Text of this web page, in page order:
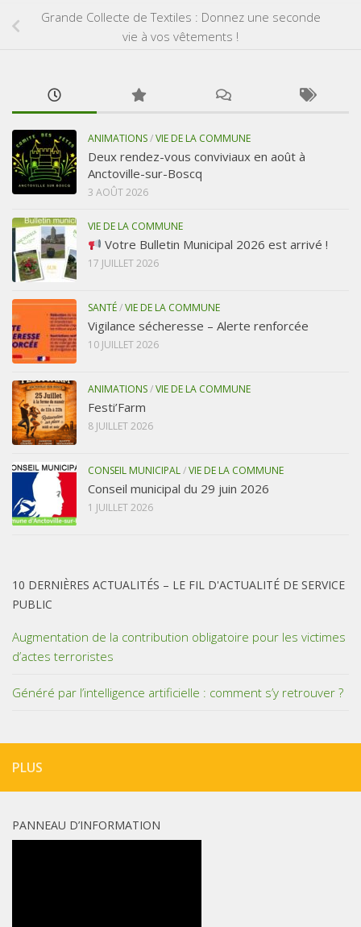
Grande Collecte de Textiles : Donnez une seconde
vie à vos vêtements !
ANIMATIONS/VIE DE LA COMMUNE
Deux rendez-vous conviviaux en août à
Anctoville-sur-Boscq
3 AOÛT 2026
VIE DE LA COMMUNE
Votre Bulletin Municipal 2026 est arrivé !
17 JUILLET 2026
SANTÉ/VIE DE LA COMMUNE
Vigilance sécheresse – Alerte renforcée
10 JUILLET 2026
ANIMATIONS/VIE DE LA COMMUNE
Festi’Farm
8 JUILLET 2026
CONSEIL MUNICIPAL/VIE DE LA COMMUNE
Conseil municipal du 29 juin 2026
1 JUILLET 2026
10 DERNIÈRES ACTUALITÉS – LE FIL D'ACTUALITÉ DE SERVICE
PUBLIC
Augmentation de la contribution obligatoire pour les victimes
d’actes terroristes
Généré par l’intelligence artificielle : comment s’y retrouver ?
PLUS
PANNEAU D’INFORMATION